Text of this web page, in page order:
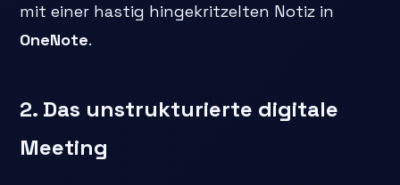
mit einer hastig hingekritzelten Notiz in
OneNote.
2. Das unstrukturierte digitale
Meeting